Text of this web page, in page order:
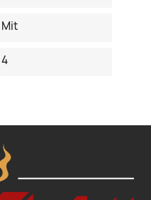
Mit
4